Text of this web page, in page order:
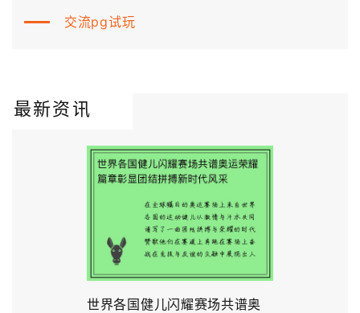
交流pg试玩
最新资讯
世界各国健儿闪耀赛场共谱奥